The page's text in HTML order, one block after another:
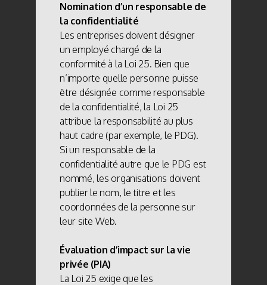
Nomination d’un responsable de
la confidentialité
Les entreprises doivent désigner
un employé chargé de la
conformité à la Loi 25. Bien que
n’importe quelle personne puisse
être désignée comme responsable
de la confidentialité, la Loi 25
attribue la responsabilité au plus
haut cadre (par exemple, le PDG).
Si un responsable de la
confidentialité autre que le PDG est
nommé, les organisations doivent
publier le nom, le titre et les
coordonnées de la personne sur
leur site Web.
Évaluation d’impact sur la vie
privée (PIA)
La Loi 25 exige que les